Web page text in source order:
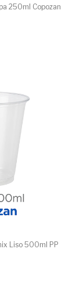
250ml Copozan
Liso 500ml PP